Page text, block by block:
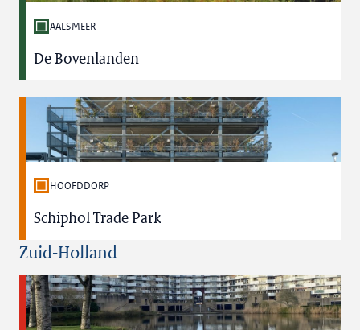
AALSMEER
De Bovenlanden
HOOFDDORP
Schiphol Trade Park
Zuid-Holland